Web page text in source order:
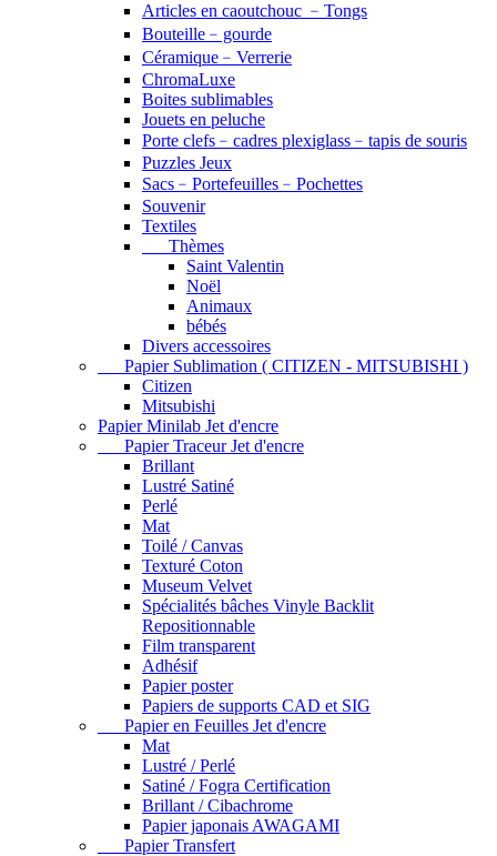
Articles en caoutchouc ﹣Tongs
Bouteille﹣gourde
Céramique﹣Verrerie
ChromaLuxe
Boites sublimables
Jouets en peluche
Porte clefs﹣cadres plexiglass﹣tapis de souris
Puzzles Jeux
Sacs﹣Portefeuilles﹣Pochettes
Souvenir
Textiles
Thèmes
Saint Valentin
Noël
Animaux
bébés
Divers accessoires
Papier Sublimation ( CITIZEN - MITSUBISHI )
Citizen
Mitsubishi
Papier Minilab Jet d'encre
Papier Traceur Jet d'encre
Brillant
Lustré Satiné
Perlé
Mat
Toilé / Canvas
Texturé Coton
Museum Velvet
Spécialités bâches Vinyle Backlit
Repositionnable
Film transparent
Adhésif
Papier poster
Papiers de supports CAD et SIG
Papier en Feuilles Jet d'encre
Mat
Lustré / Perlé
Satiné / Fogra Certification
Brillant / Cibachrome
Papier japonais AWAGAMI
Papier Transfert